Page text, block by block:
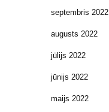
septembris 2022
augusts 2022
jūlijs 2022
jūnijs 2022
maijs 2022